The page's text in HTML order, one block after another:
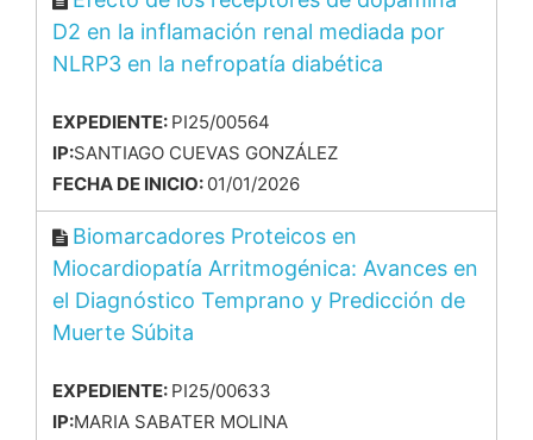
D2 en la inflamación renal mediada por
NLRP3 en la nefropatía diabética
EXPEDIENTE: PI25/00564
IP:SANTIAGO CUEVAS GONZÁLEZ
FECHA DE INICIO: 01/01/2026
Biomarcadores Proteicos en
Miocardiopatía Arritmogénica: Avances en
el Diagnóstico Temprano y Predicción de
Muerte Súbita
EXPEDIENTE: PI25/00633
IP:MARIA SABATER MOLINA